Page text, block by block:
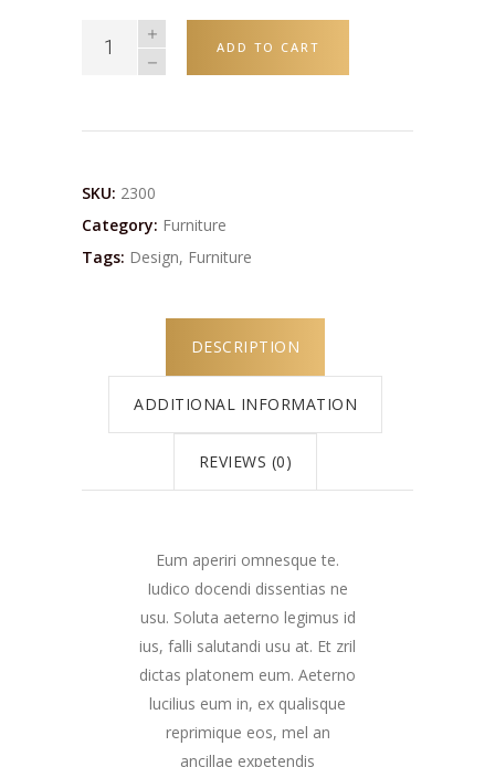
ADD TO CART
SKU: 2300
Category: Furniture
Tags: Design, Furniture
DESCRIPTION
ADDITIONAL INFORMATION
REVIEWS (0)
Eum aperiri omnesque te.
Iudico docendi dissentias ne
usu. Soluta aeterno legimus id
ius, falli salutandi usu at. Et zril
dictas platonem eum. Aeterno
lucilius eum in, ex qualisque
reprimique eos, mel an
ancillae expetendis